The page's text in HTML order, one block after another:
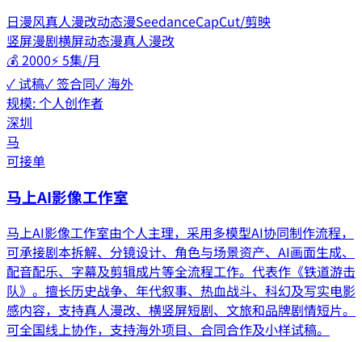
日漫风真人漫改动态漫SeedanceCapCut/剪映
竖屏漫剧横屏动态漫真人漫改
💰2000⚡5集/月
✓ 试稿✓ 签合同✓ 海外
规模:个人创作者
深圳
马
可接单
马上AI影像工作室
马上AI影像工作室由个人主理，采用多模型AI协同制作流程，
可承接剧本拆解、分镜设计、角色与场景资产、AI画面生成、
配音配乐、字幕及剪辑成片等全流程工作。代表作《铁道游击
队》。擅长历史战争、年代叙事、热血战斗、科幻及写实电影
感内容，支持真人漫改、横竖屏短剧、文旅和品牌剧情短片。
可全国线上协作，支持海外项目、合同合作及小样试稿。